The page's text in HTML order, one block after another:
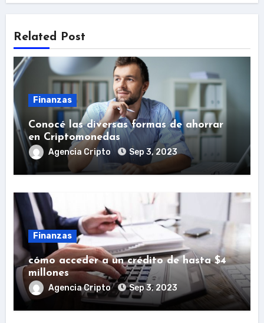
Related Post
Finanzas
Conocé las diversas formas de ahorrar
en Criptomonedas
Agencia Cripto Sep 3, 2023
Finanzas
cómo acceder a un crédito de hasta $4
millones
Agencia Cripto Sep 3, 2023